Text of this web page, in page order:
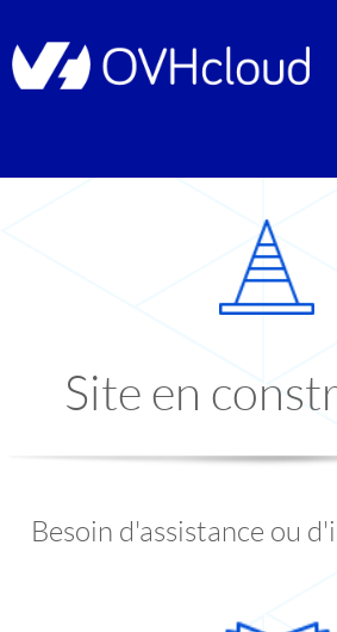
Site en
Besoin d'assistance ou